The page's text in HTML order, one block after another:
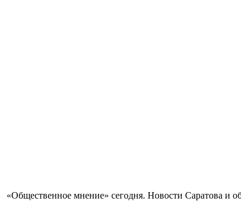
«Общественное мнение» сегодня. Новости Саратова и